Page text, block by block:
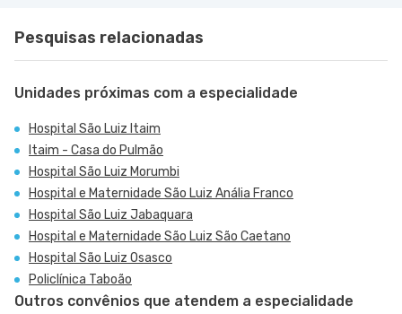
Pesquisas relacionadas
Unidades próximas com a especialidade
Hospital São Luiz Itaim
Itaim - Casa do Pulmão
Hospital São Luiz Morumbi
Hospital e Maternidade São Luiz Anália Franco
Hospital São Luiz Jabaquara
Hospital e Maternidade São Luiz São Caetano
Hospital São Luiz Osasco
Policlínica Taboão
Outros convênios que atendem a especialidade